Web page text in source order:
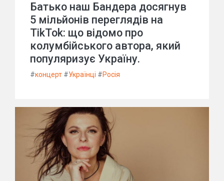
Батько наш Бандера досягнув
5 мільйонів переглядів на
TikTok: що відомо про
колумбійського автора, який
популяризує Україну.
#концерт #Українці #Росія